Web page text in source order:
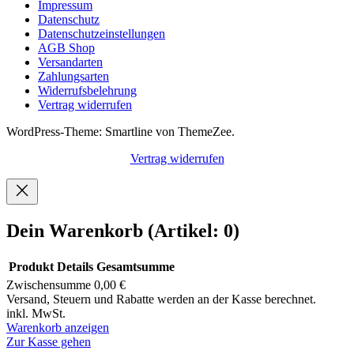
Impressum
Datenschutz
Datenschutzeinstellungen
AGB Shop
Versandarten
Zahlungsarten
Widerrufsbelehrung
Vertrag widerrufen
WordPress-Theme: Smartline von ThemeZee.
Vertrag widerrufen
Dein Warenkorb (Artikel: 0)
Produkte
im
Warenkorb
Produkt Details Gesamtsumme
Zwischensumme 0,00 €
Versand, Steuern und Rabatte werden an der Kasse berechnet.
inkl. MwSt.
Warenkorb anzeigen
Zur Kasse gehen